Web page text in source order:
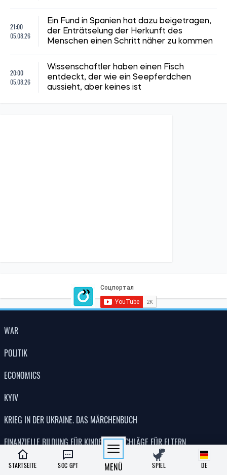
21:00
05.08.26
Ein Fund in Spanien hat dazu beigetragen,
der Enträtselung der Herkunft des
Menschen einen Schritt näher zu kommen
20:00
05.08.26
Wissenschaftler haben einen Fisch
entdeckt, der wie ein Seepferdchen
aussieht, aber keines ist
WAR
POLITIK
ECONOMICS
KYIV
KRIEG IN DER UKRAINE. DAS MÄRCHENBUCH
FINANZIELLE BILDUNG FÜR KINDER: RATSCHLÄGE FÜR ELTERN
STARTSEITE SOC GPT MENÜ SPIEL DE